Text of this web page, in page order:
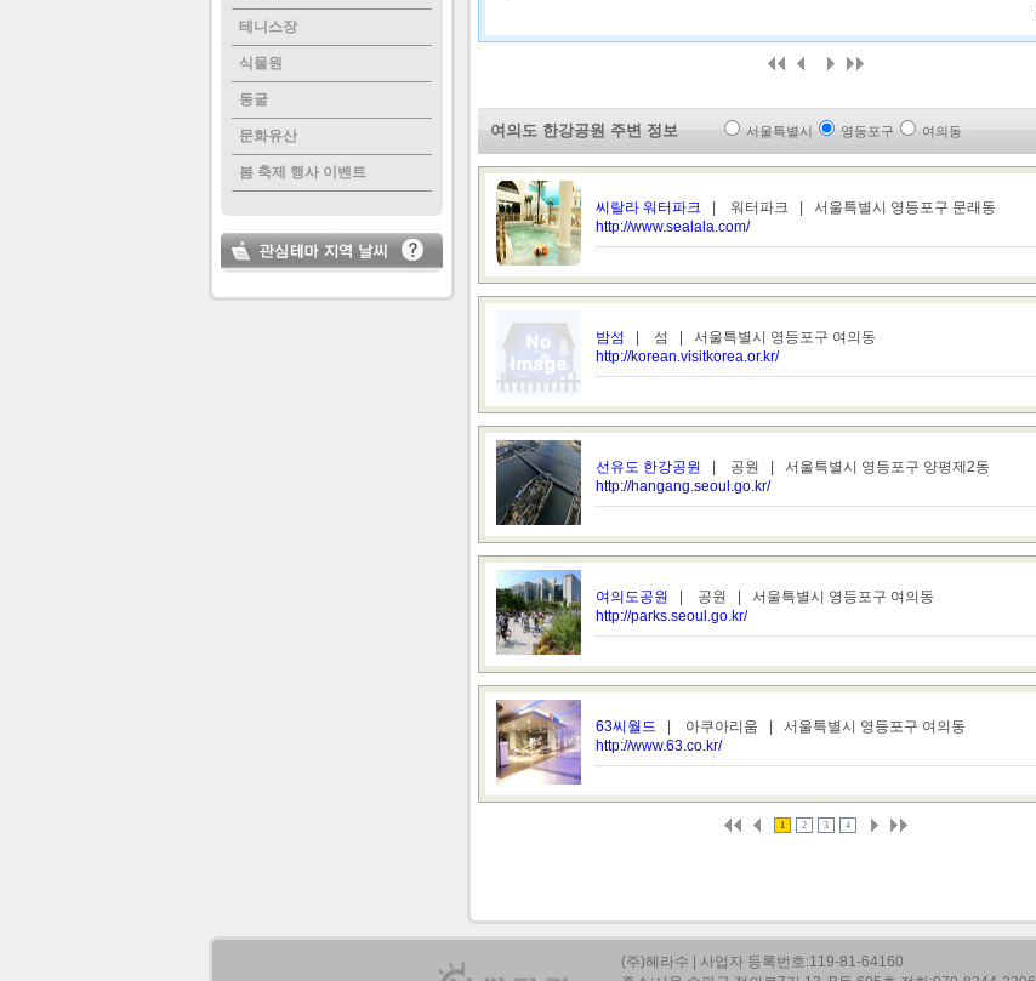
테니스장
식물원
동굴
문화유산
봄 축제 행사 이벤트
여의도 한강공원 주변 정보 서울특별시 영등포구 여의동
씨랄라 워터파크 | 워터파크 | 서울특별시 영등포구 문래동
http://www.sealala.com/
밤섬
| 섬 | 서울특별시 영등포구 여의동
http://korean.visitkorea.or.kr/
선유도 한강공원
| 공원 | 서울특별시 영등포구 양평제2동
http://hangang.seoul.go.kr/
여의도공원
| 공원 | 서울특별시 영등포구 여의동
http://parks.seoul.go.kr/
63씨월드 | 아쿠아리움 | 서울특별시 영등포구 여의동
http://www.63.co.kr/
1 2 3 4
(주)헤라수 | 사업자 등록번호:119-81-64160